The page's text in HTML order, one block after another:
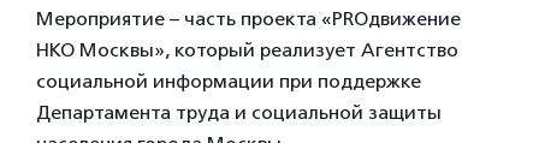
Мероприятие – часть проекта «PROдвижение
НКО Москвы», который реализует Агентство
социальной информации при поддержке
Департамента труда и социальной защиты